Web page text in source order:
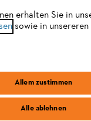
Rechtliche
AG & Co. KG, D-64807
unserer Seite
Browser zu wechseln:
erhalten Sie in
sowie in unsereren
Allem zustimmen
Alle ablehnen